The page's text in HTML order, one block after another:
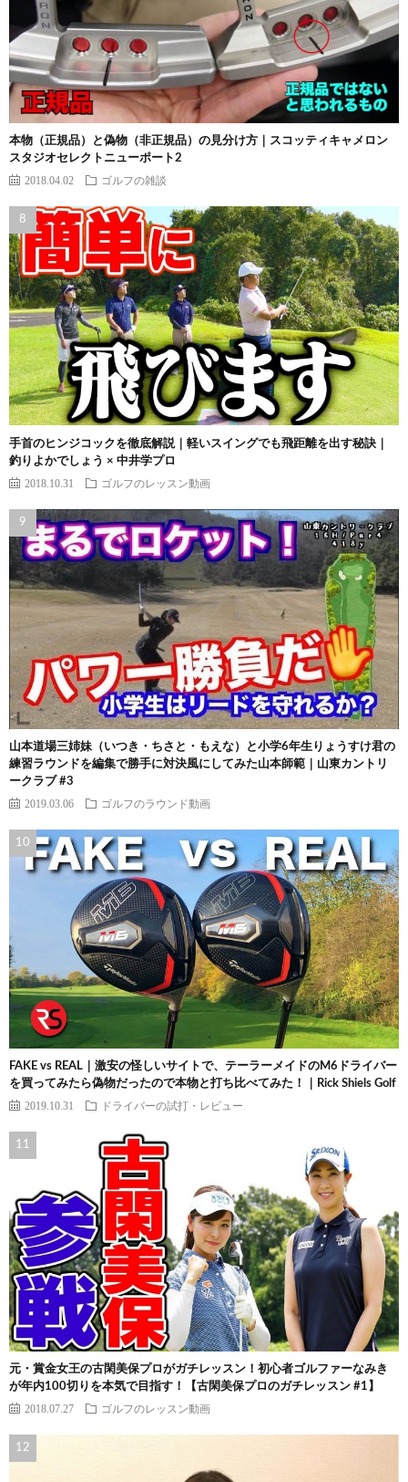
本物（正規品）と偽物（非正規品）の見分け方｜スコッティキャメロン
スタジオセレクトニューポート2
2018.04.02 ゴルフの雑談
手首のヒンジコックを徹底解説｜軽いスイングでも飛距離を出す秘訣｜
釣りよかでしょう × 中井学プロ
2018.10.31 ゴルフのレッスン動画
山本道場三姉妹（いつき・ちさと・もえな）と小学6年生りょうすけ君の
練習ラウンドを編集で勝手に対決風にしてみた山本師範｜山東カントリ
ークラブ #3
2019.03.06 ゴルフのラウンド動画
FAKE vs REAL｜激安の怪しいサイトで、テーラーメイドのM6ドライバー
を買ってみたら偽物だったので本物と打ち比べてみた！｜Rick Shiels Golf
2019.10.31 ドライバーの試打・レビュー
元・賞金女王の古閑美保プロがガチレッスン！初心者ゴルファーなみき
が年内100切りを本気で目指す！【古閑美保プロのガチレッスン #1】
2018.07.27 ゴルフのレッスン動画